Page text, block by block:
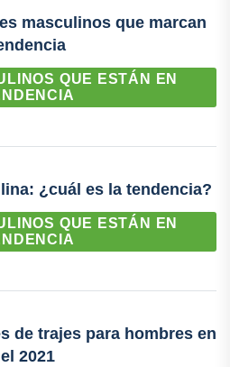
masculinos que marcan
QUE ESTÁN EN
¿cuál es la tendencia?
QUE ESTÁN EN
de trajes para hombres en
el 2021